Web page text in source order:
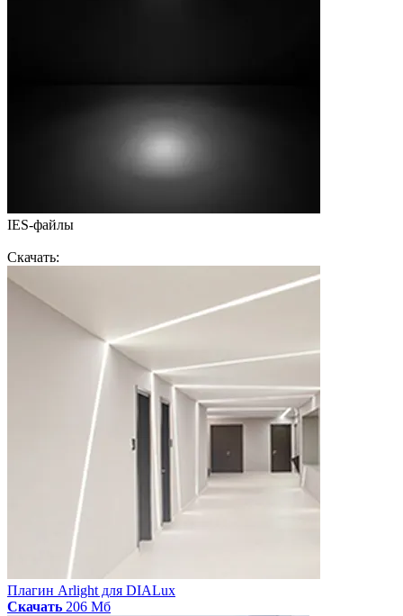
IES-файлы
Скачать:
Плагин Arlight для DIALux
Скачать 206 Мб